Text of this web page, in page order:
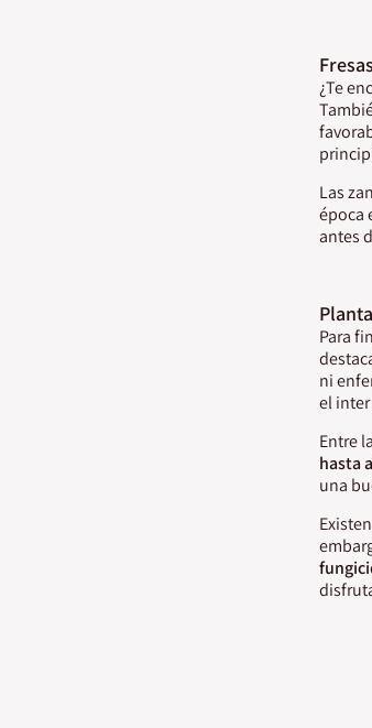
¿Te
Las
época
antes
Para
ni
el
Entre
hasta
una